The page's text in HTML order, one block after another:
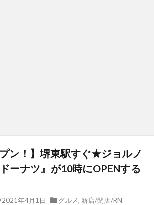
ン！】堺東駅すぐ★ジョルノ
ーナツ』が10時にOPENする
2021年4月1日 グルメ, 新店/閉店/RN